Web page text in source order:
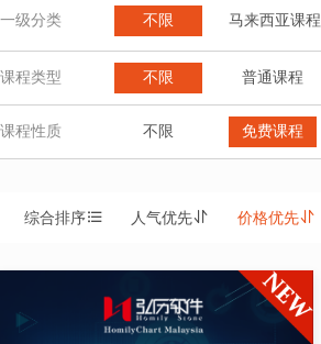
一级分类 不限 马来西亚课程
课程类型 不限 普通课程
课程性质 不限 免费课程
综合排序 人气优先 价格优先